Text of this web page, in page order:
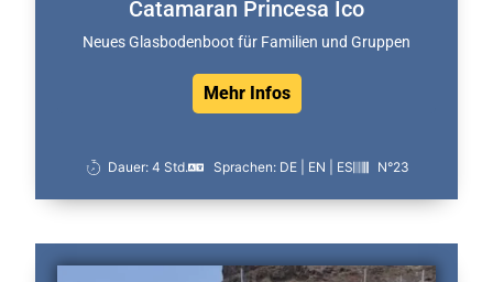
Catamaran Princesa Ico
Neues Glasbodenboot für Familien und Gruppen
Mehr Infos
Dauer: 4 Std. Sprachen: DE | EN | ES N°23